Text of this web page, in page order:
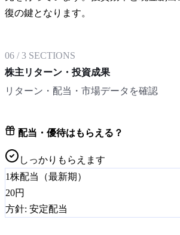
復の鍵となります。
06 /3 SECTIONS
株主リターン・投資成果
リターン・配当・市場データを確認
配当・優待はもらえる？
しっかりもらえます
1株配当（最新期）
20円
方針: 安定配当